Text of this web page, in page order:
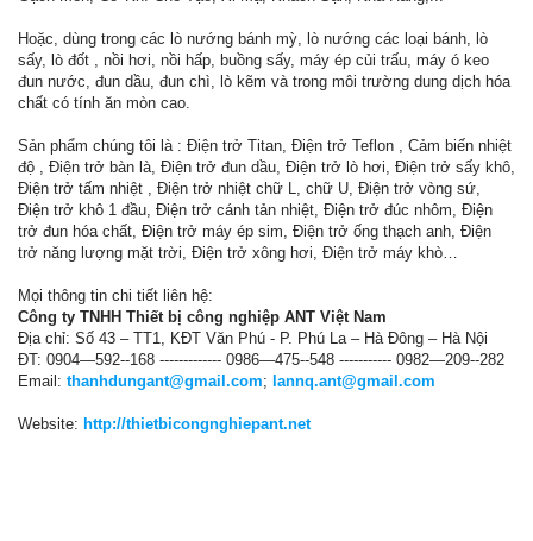
Hoặc, dùng trong các lò nướng bánh mỳ, lò nướng các loại bánh, lò
sấy, lò đốt , nồi hơi, nồi hấp, buồng sấy, máy ép củi trấu, máy ó keo
đun nước, đun dầu, đun chì, lò kẽm và trong môi trường dung dịch hóa
chất có tính ăn mòn cao.
Sản phẩm chúng tôi là : Điện trở Titan, Điện trở Teflon , Cảm biến nhiệt
độ , Điện trở bàn là, Điện trở đun dầu, Điện trở lò hơi, Điện trở sấy khô,
Điện trở tấm nhiệt , Điện trở nhiệt chữ L, chữ U, Điện trở vòng sứ,
Điện trở khô 1 đầu, Điện trở cánh tản nhiệt, Điện trở đúc nhôm, Điện
trở đun hóa chất, Điện trở máy ép sim, Điện trở ống thạch anh, Điện
trở năng lượng mặt trời, Điện trở xông hơi, Điện trở máy khò…
Mọi thông tin chi tiết liên hệ:
Công ty TNHH Thiết bị công nghiệp ANT Việt Nam
Địa chỉ: Số 43 – TT1, KĐT Văn Phú - P. Phú La – Hà Đông – Hà Nội
ĐT: 0904—592--168 ------------- 0986—475--548 ----------- 0982—209--282
Email: thanhdungant@gmail.com; lannq.ant@gmail.com
Website: http://thietbicongnghiepant.net